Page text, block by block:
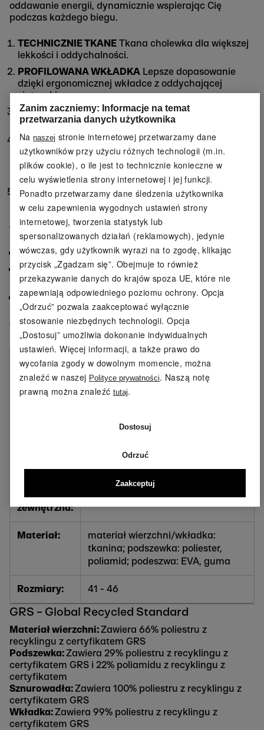
oddawanie energii, dynamicznie wspierając Cię
podczas każdego biegu.
TECHNICZNIE TKANE Tkana cholewka dla większej
lekkości i oddychalności.
PROFILOWANA WKŁADKA Lepsze dopasowanie
dzięki ergonomicznej wkładce z oddychającej
siateczki.
PŁYTA KARBONOWAOdzyskiwanie energii dzięki
lepszemu przenoszeniu siły.
PODESZWA ŚRODKOWA Z WYSOKOWYDAJNEJ
PIANKI EVAWydajna podeszwa środkowa z pianki
EVA jest lekka, amortyzująca i pochłaniająca
wstrząsy.
GUMOWA PODESZWA ZEWNĘTRZNAGumowa
podeszwa zewnętrzna zapewnia dobrą
przyczepność na każdej nawierzchni.
Opis produktu
Wykonane z materiałów pochodzących z recyklingu
Optymalna amortyzacja i zwrot energii dzięki
wysokowydajnej podeszwie EVA i płycie karbonowej
Przyjemnie lekkie i oddychające
Cechy produktu
Kolory: czarny; biały
płyta karbonowa
zapięcia:
sznurowadła
Podeszwa
zewnętrzna:
wysokowydajna podeszwa EVA
Materiał:
materiał wierzchni/wkładka:
tkanina; podszewka: poliester,
poliamid; podeszwa: EVA, guma
Rozmiary: 41 - 46
GRS – Global Recycled Standard
Materiał wierzchni:Zawiera 66% poliestru z
recyklingu z certyfikatem GRS
Podszewka:Zawiera 29% poliestru z recyklingu z
certyfikatem GRS i 22% poliamidu z recyklingu z
certyfikatem
Sznurowadła:Zawiera 100% poliestru z recyklingu z
certyfikatem GRS
Wkładka:Zawiera 99% poliestru z recyklingu z
certyfikatem GRS
Zanim zaczniemy: Informacje na temat
przetwarzania danych użytkownika
Nanaszej stronie internetowej przetwarzamy dane
użytkowników przy użyciu różnych technologii (m.in.
plików cookie), o ile jest to technicznie konieczne w
celu wyświetlenia strony internetowej i jej funkcji.
Ponadto przetwarzamy dane śledzenia użytkownika
w celu zapewnienia wygodnych ustawień strony
internetowej, tworzenia statystyk lub
spersonalizowanych działań (reklamowych), jedynie
wówczas, gdy użytkownik wyrazi na to zgodę, klikając
przycisk „Zgadzam się”. Obejmuje to również
przekazywanie danych do krajów spoza UE, które nie
zapewniają odpowiedniego poziomu ochrony. Opcja
„Odrzuć” pozwala zaakceptować wyłącznie
stosowanie niezbędnych technologii. Opcja
„Dostosuj” umożliwia dokonanie indywidualnych
ustawień. Więcej informacji, a także prawo do
wycofania zgody w dowolnym momencie, można
znaleźć w naszej Polityce prywatności. Naszą notę
prawną można znaleźć tutaj.
Dostosuj
Odrzuć
Zaakceptuj